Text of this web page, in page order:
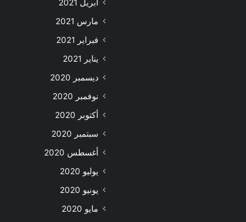
أبريل 2021
مارس 2021
فبراير 2021
يناير 2021
ديسمبر 2020
نوفمبر 2020
أكتوبر 2020
سبتمبر 2020
أغسطس 2020
يوليو 2020
يونيو 2020
مايو 2020